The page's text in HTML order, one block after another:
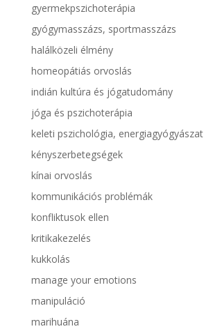
gyermekpszichoterápia
gyógymasszázs, sportmasszázs
halálközeli élmény
homeopátiás orvoslás
indián kultúra és jógatudomány
jóga és pszichoterápia
keleti pszichológia, energiagyógyászat
kényszerbetegségek
kínai orvoslás
kommunikációs problémák
konfliktusok ellen
kritikakezelés
kukkolás
manage your emotions
manipuláció
marihuána